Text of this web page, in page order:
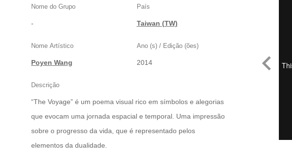
THE
BEGINNING)
Nome do Grupo
-
Nome Artístico
Poyen Wang
País
Taiwan (TW)
Ano (s) / Edição (ões)
2014
Descrição
“The Voyage” é um poema visual rico em símbolos e alegorias
que evocam uma jornada espacial e temporal. Uma impressão
sobre o progresso da vida, que é representado pelos
elementos da dualidade.